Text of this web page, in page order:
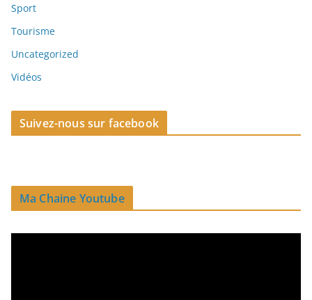
Sport
Tourisme
Uncategorized
Vidéos
Suivez-nous sur facebook
Ma Chaine Youtube